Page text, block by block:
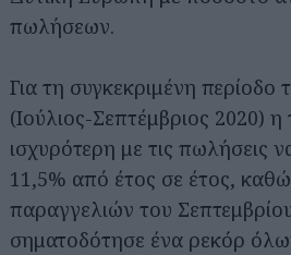
πωλήσεων.
Για τη συγκεκριμένη περίοδο
(Ιούλιος-Σεπτέμβριος 2020)
ισχυρότερη με τις πωλήσεις
11,5% από έτος σε έτος,
παραγγελιών του
σηματοδότησε ένα ρεκόρ